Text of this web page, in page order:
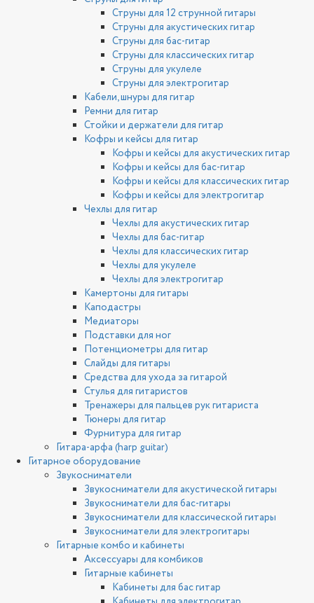
Струны для 12 струнной гитары
Струны для акустических гитар
Струны для бас-гитар
Струны для классических гитар
Струны для укулеле
Струны для электрогитар
Кабели, шнуры для гитар
Ремни для гитар
Стойки и держатели для гитар
Кофры и кейсы для гитар
Кофры и кейсы для акустических гитар
Кофры и кейсы для бас-гитар
Кофры и кейсы для классических гитар
Кофры и кейсы для электрогитар
Чехлы для гитар
Чехлы для акустических гитар
Чехлы для бас-гитар
Чехлы для классических гитар
Чехлы для укулеле
Чехлы для электрогитар
Камертоны для гитары
Каподастры
Медиаторы
Подставки для ног
Потенциометры для гитар
Слайды для гитары
Средства для ухода за гитарой
Стулья для гитаристов
Тренажеры для пальцев рук гитариста
Тюнеры для гитар
Фурнитура для гитар
Гитара-арфа (harp guitar)
Гитарное оборудование
Звукосниматели
Звукосниматели для акустической гитары
Звукосниматели для бас-гитары
Звукосниматели для классической гитары
Звукосниматели для электрогитары
Гитарные комбо и кабинеты
Аксессуары для комбиков
Гитарные кабинеты
Кабинеты для бас гитар